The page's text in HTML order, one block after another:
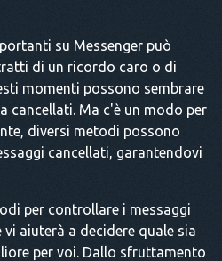
su Messenger può
di un ricordo caro o di
momenti possono sembrare
cancellati. Ma c'è un modo per
diversi metodi possono
cancellati, garantendovi
per controllare i messaggi
vi aiuterà a decidere quale sia
per voi. Dallo sfruttamento